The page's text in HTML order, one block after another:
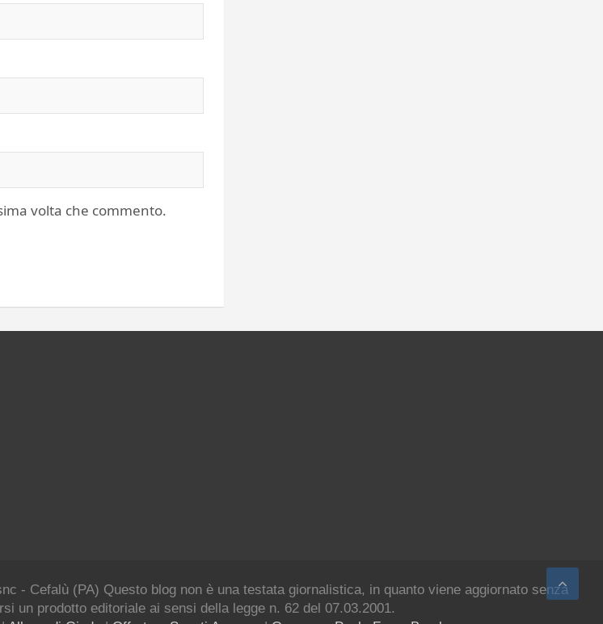
volta che commento.
- Cefalù (PA) Questo blog non è una testata giornalistica, in quanto viene aggiornato senza
un prodotto editoriale ai sensi della legge n. 62 del 07.03.2001.